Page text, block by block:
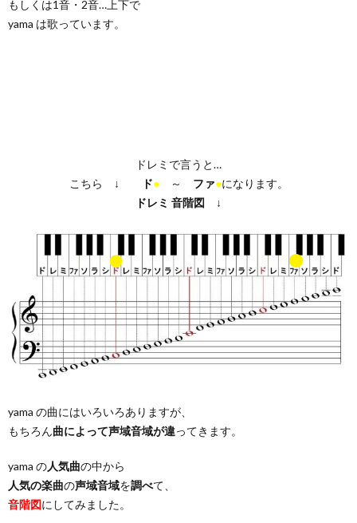
もしくは1音・2音…上下で
yama は歌っています。
ドレミで言うと…
こちら ↓
ド●～ ファ●になります。
ドレミ 音階図 ↓
yama の曲にはいろいろありますが、
もちろん曲によって声域音域が違ってきます。
yama の人気曲の中から
人気の楽曲の声域音域を調べて、
音階図にしてみました。